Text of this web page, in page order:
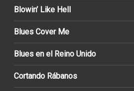
Blowin’ Like Hell
Blues Cover Me
Blues en el Reino Unido
Cortando Rábanos